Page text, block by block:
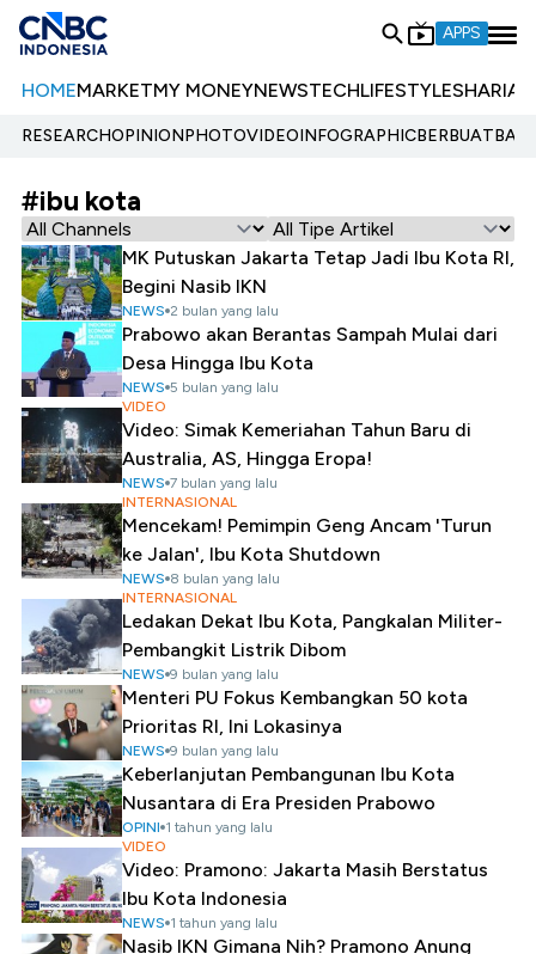
APPS
HOMEMARKETMY MONEYNEWSTECHLIFESTYLESHARIA
RESEARCHOPINIONPHOTOVIDEOINFOGRAPHIC
#ibu kota
MK Putuskan Jakarta Tetap Jadi Ibu Kota RI,
Begini Nasib IKN
NEWS 2 bulan yang lalu
Prabowo akan Berantas Sampah Mulai dari
Desa Hingga Ibu Kota
NEWS 5 bulan yang lalu
VIDEO
Video: Simak Kemeriahan Tahun Baru di
Australia, AS, Hingga Eropa!
NEWS 7 bulan yang lalu
INTERNASIONAL
Mencekam! Pemimpin Geng Ancam 'Turun
ke Jalan', Ibu Kota Shutdown
NEWS 8 bulan yang lalu
INTERNASIONAL
Ledakan Dekat Ibu Kota, Pangkalan Militer-
Pembangkit Listrik Dibom
NEWS 9 bulan yang lalu
Menteri PU Fokus Kembangkan 50 kota
Prioritas RI, Ini Lokasinya
NEWS 9 bulan yang lalu
Keberlanjutan Pembangunan Ibu Kota
Nusantara di Era Presiden Prabowo
OPINI 1 tahun yang lalu
VIDEO
Video: Pramono: Jakarta Masih Berstatus
Ibu Kota Indonesia
NEWS 1 tahun yang lalu
Nasib IKN Gimana Nih? Pramono Anung